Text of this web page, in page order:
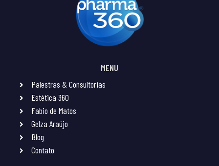
MENU
Palestras & Consultorias
Estética 360
Fabio de Matos
Gelza Araújo
Blog
Contato